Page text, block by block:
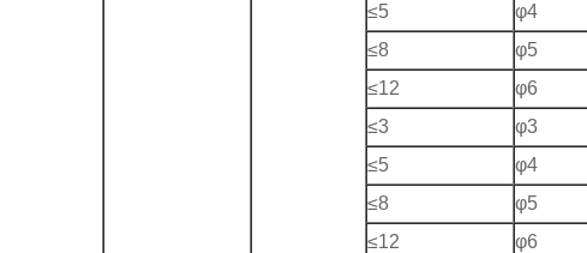
≤5
φ4
≤8
φ5
≤12
φ6
≤3 φ3
≤5
φ4
≤8
φ5
≤12
φ6